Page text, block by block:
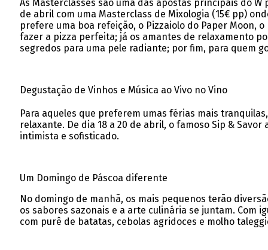
As Masterclasses são uma das apostas principais do
de abril com uma Masterclass de Mixologia (15€ pp)
prefere uma boa refeição, o Pizzaiolo do Paper Moon,
fazer a pizza perfeita; já os amantes de relaxamento
segredos para uma pele radiante; por fim, para quem
Degustação de Vinhos e Música ao Vivo no Vino
Para aqueles que preferem umas férias mais
relaxante. De dia 18 a 20 de abril, o famoso Sip &
intimista e sofisticado.
Um Domingo de Páscoa diferente
No domingo de manhã, os mais pequenos terão
os sabores sazonais e a arte culinária se juntam. Com
com purê de batatas, cebolas agridoces e molho